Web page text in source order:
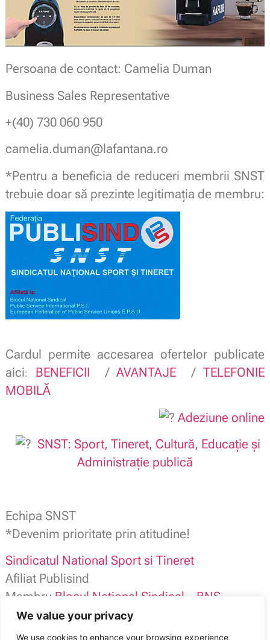
We value your privacy
We use cookies to enhance your browsing experience,
Persoana de contact: Camelia Duman
Business Sales Representative
‪+(40) 730 060 950‬
camelia.duman@lafantana.ro
*Pentru a beneficia de reduceri membrii SNST
trebuie doar să prezinte legitimaţia de membru:
Cardul permite accesarea ofertelor publicate
aici: BENEFICII /AVANTAJE /TELEFONIE
MOBILĂ
Adeziune online
SNST: Sport, Tineret, Cultură, Educație și
Administrație publică
Echipa SNST
*Devenim prioritate prin atitudine!
Sindicatul National Sport si Tineret
Afiliat Publisind
Membru Blocul National Sindical – BNS –
SNST contact: 0784.116.973